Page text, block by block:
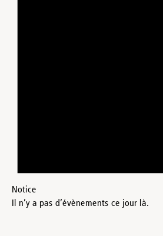
Notice
Il n’y a pas d’évènements ce jour là.